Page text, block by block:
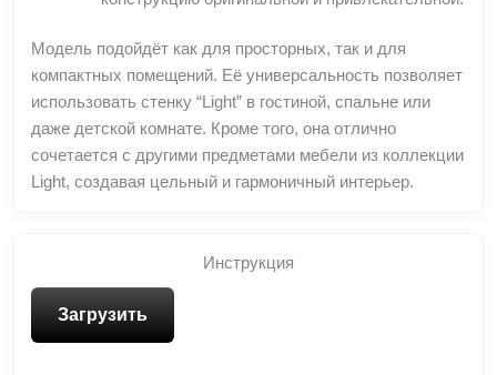
Модель подойдёт как для просторных, так и для
компактных помещений. Её универсальность позволяет
использовать стенку “Light” в гостиной, спальне или
даже детской комнате. Кроме того, она отлично
сочетается с другими предметами мебели из коллекции
Light, создавая цельный и гармоничный интерьер.
Инструкция
Загрузить